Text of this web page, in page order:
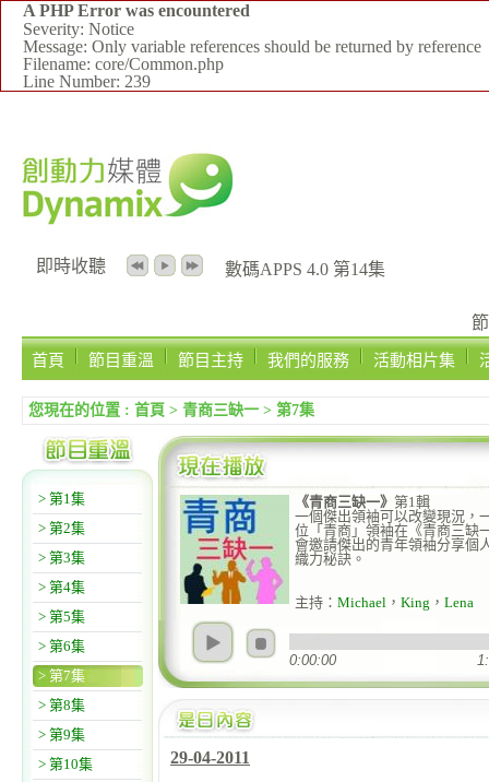
A PHP Error was encountered
Severity: Notice
Message: Only variable references should be returned by reference
Filename: core/Common.php
Line Number: 239
即時收聽 數碼APPS 4.0 第14集
首頁
節目重溫 節目主持 我們的服務 活動相片集
您現在的位置 : 首頁 > 青商三缺一 > 第7集
> 第1集
> 第2集
> 第3集
> 第4集
> 第5集
> 第6集
> 第7集
> 第8集
> 第9集
> 第10集
《青商三缺一》 第1輯
一個傑出領袖可以改變現況，
位「青商」領袖在《青商三缺
會邀請傑出的青年領袖分享個
織力秘訣。
主持： Michael ， King ， Lena
0:00:00
29-04-2011